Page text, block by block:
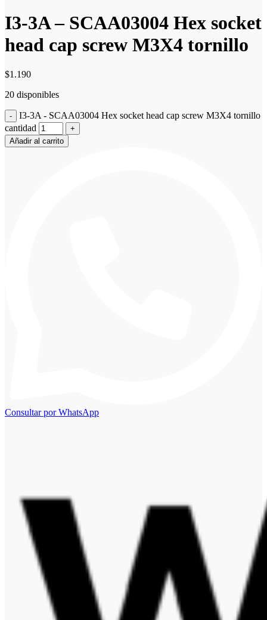
I3-3A – SCAA03004 Hex socket
head cap screw M3X4 tornillo
$1.190
20 disponibles
I3-3A - SCAA03004 Hex socket head cap screw M3X4 tornillo
cantidad
Añadir al carrito
Consultar por WhatsApp